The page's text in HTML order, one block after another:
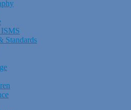
Standards